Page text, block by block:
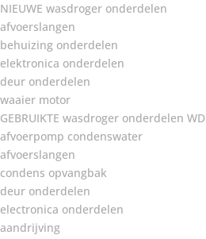
NIEUWE wasdroger onderdelen
afvoerslangen
behuizing onderdelen
elektronica onderdelen
deur onderdelen
waaier motor
GEBRUIKTE wasdroger onderdelen WD
afvoerpomp condenswater
afvoerslangen
condens opvangbak
deur onderdelen
electronica onderdelen
aandrijving